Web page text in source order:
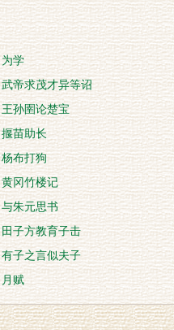
为学
武帝求茂才异等诏
王孙圉论楚宝
揠苗助长
杨布打狗
黄冈竹楼记
与朱元思书
田子方教育子击
有子之言似夫子
月赋